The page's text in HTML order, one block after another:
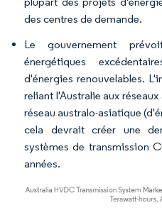
des centres de demande.
Le gouvernement
énergétiques
d'énergies renouvelables.
reliant l'Australie aux
réseau australo-asiatique
cela devrait créer une
systèmes de transmission
années.